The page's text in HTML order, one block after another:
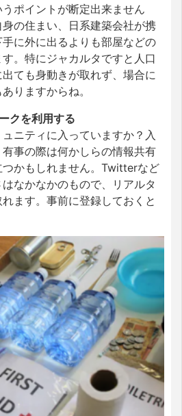
うポイントが断定出来ません
の住まい、日系建築会社が携
に外に出るよりも部屋などの
。特にジャカルタですと人口
ても身動きが取れず、場合に
りますからね。
クを利用する
ニティに入っていますか？入
事の際は何かしらの情報共有
かもしれません。Twitterなど
なかなかのもので、リアルタ
ます。事前に登録しておくと